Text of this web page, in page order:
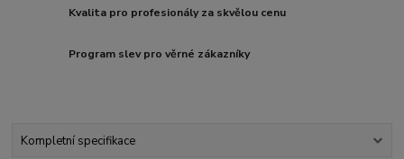
Kvalita pro profesionály za skvělou cenu
Program slev pro věrné zákazníky
Kompletní specifikace